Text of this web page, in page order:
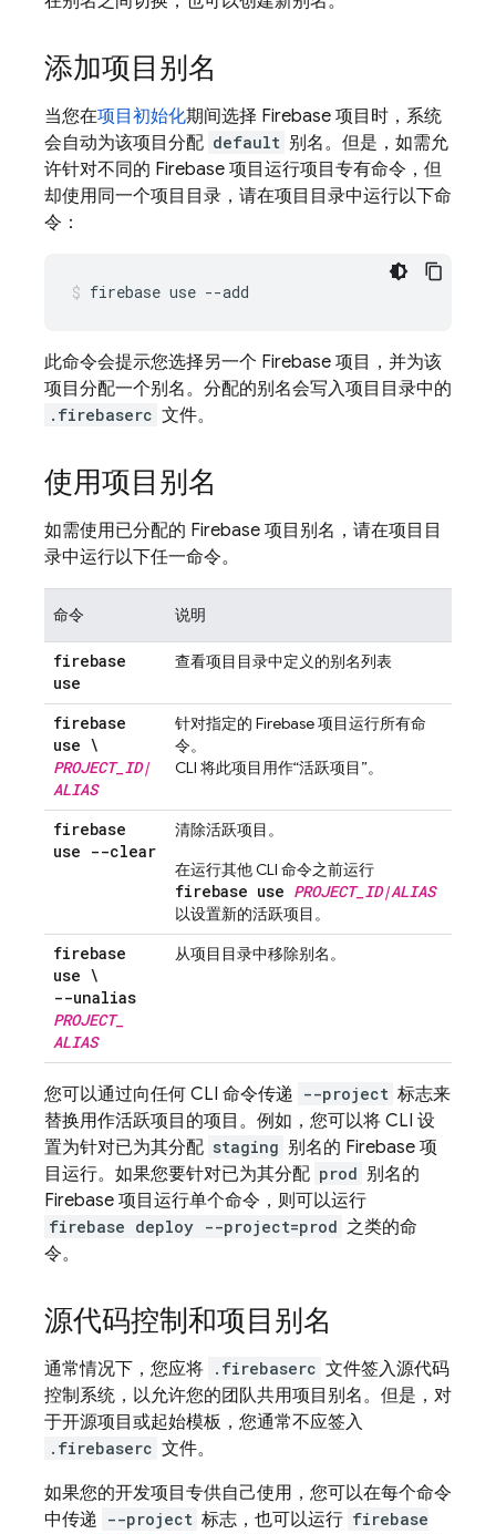
添加项目别名
当您在项目初始化期间选择 Firebase 项目时，系统
会自动为该项目分配 default 别名。但是，如需允
许针对不同的 Firebase 项目运行项目专有命令，但
却使用同一个项目目录，请在项目目录中运行以下命
令：
firebase use --add
此命令会提示您选择另一个 Firebase 项目，并为该
项目分配一个别名。分配的别名会写入项目目录中的
.firebaserc 文件。
使用项目别名
如需使用已分配的 Firebase 项目别名，请在项目目
录中运行以下任一命令。
命令 说明
firebase
use
查看项目目录中定义的别名列表
firebase
use \
PROJECT_ ID|
ALIAS
针对指定的 Firebase 项目运行所有命
令。
CLI 将此项目用作“活跃项目”。
firebase
use --clear
清除活跃项目。
在运行其他 CLI 命令之前运行
firebase use PROJECT_ID|ALIAS
以设置新的活跃项目。
firebase
use \
--unalias
PROJECT_
ALIAS
从项目目录中移除别名。
您可以通过向任何 CLI 命令传递 --project 标志来
替换用作活跃项目的项目。例如，您可以将 CLI 设
置为针对已为其分配 staging 别名的 Firebase 项
目运行。如果您要针对已为其分配 prod 别名的
Firebase 项目运行单个命令，则可以运行
firebase deploy --project=prod 之类的命
令。
源代码控制和项目别名
通常情况下，您应将 .firebaserc 文件签入源代码
控制系统，以允许您的团队共用项目别名。但是，对
于开源项目或起始模板，您通常不应签入
.firebaserc 文件。
如果您的开发项目专供自己使用，您可以在每个命令
中传递 --project 标志，也可以运行 firebase